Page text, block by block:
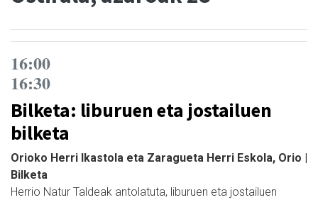
16:00
16:30
Bilketa: liburuen eta jostailuen
bilketa
Orioko Herri Ikastola eta Zaragueta Herri Eskola, Orio |
Bilketa
Herrio Natur Taldeak antolatuta, liburuen eta jostailuen